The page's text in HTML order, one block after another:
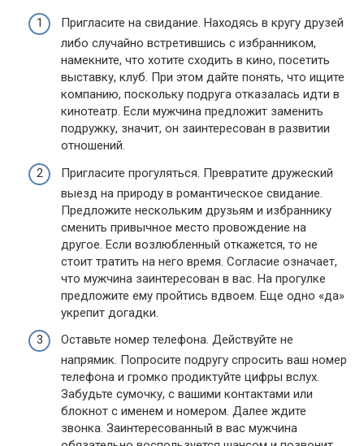
Пригласите на свидание. Находясь в кругу друзей
либо случайно встретившись с избранником,
намекните, что хотите сходить в кино, посетить
выставку, клуб. При этом дайте понять, что ищите
компанию, поскольку подруга отказалась идти в
кинотеатр. Если мужчина предложит заменить
подружку, значит, он заинтересован в развитии
отношений.
Пригласите прогуляться. Превратите дружеский
выезд на природу в романтическое свидание.
Предложите нескольким друзьям и избраннику
сменить привычное место провождение на
другое. Если возлюбленный откажется, то не
стоит тратить на него время. Согласие означает,
что мужчина заинтересован в вас. На прогулке
предложите ему пройтись вдвоем. Еще одно «да»
укрепит догадки.
Оставьте номер телефона. Действуйте не
напрямик. Попросите подругу спросить ваш номер
телефона и громко продиктуйте цифры вслух.
Забудьте сумочку, с вашими контактами или
блокнот с именем и номером. Далее ждите
звонка. Заинтересованный в вас мужчина